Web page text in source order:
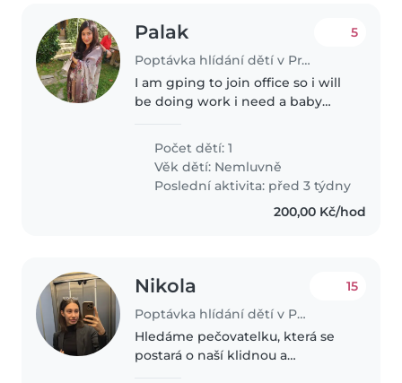
Palak
Poptávka hlídání dětí v Praha
5
I am gping to join office so i will
be doing work i need a baby
week. We are a small family me ,
my husband and my 7 months
old baby
Počet dětí: 1
Věk dětí: Nemluvně
Poslední aktivita: před 3 týdny
200,00 Kč/hod
Nikola
Poptávka hlídání dětí v Praha
15
Hledáme pečovatelku, která se
postará o naší klidnou a